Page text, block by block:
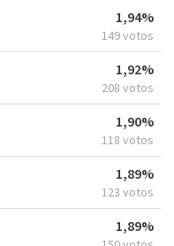
1,94%
149 votos
1,92%
208 votos
1,90%
118 votos
1,89%
123 votos
1,89%